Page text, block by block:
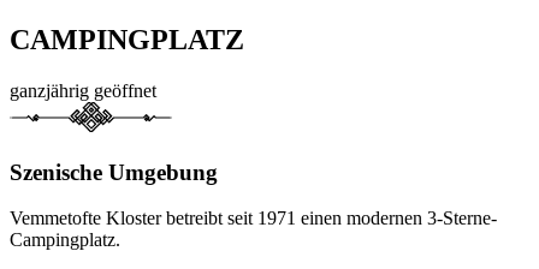
CAMPINGPLATZ
ganzjährig geöffnet
Szenische Umgebung
Vemmetofte Kloster betreibt seit 1971 einen modernen 3-Sterne-
Campingplatz.